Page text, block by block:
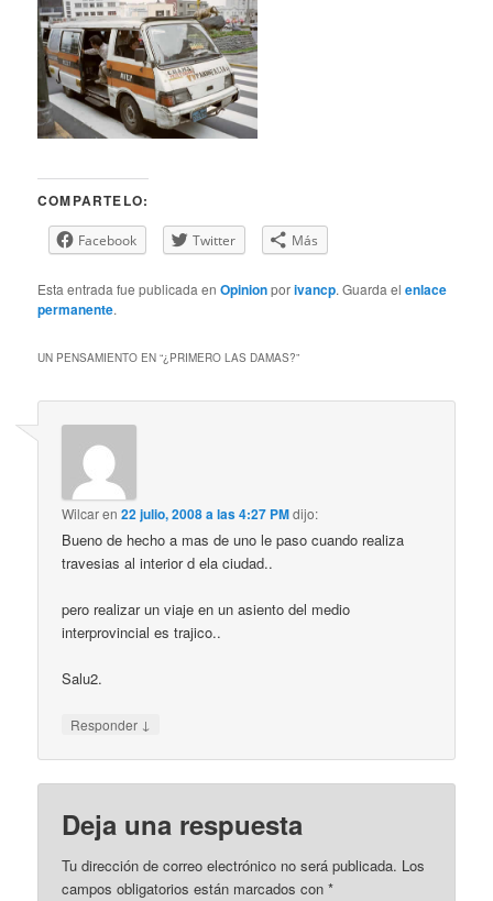
COMPARTELO:
Facebook Twitter Más
Esta entrada fue publicada enOpinionporivancp. Guarda elenlace
permanente.
UN PENSAMIENTO EN “¿PRIMERO LAS DAMAS?”
Wilcaren22 julio, 2008 a las 4:27 PMdijo:
Bueno de hecho a mas de uno le paso cuando realiza
travesias al interior d ela ciudad..
pero realizar un viaje en un asiento del medio
interprovincial es trajico..
Salu2.
Responder ↓
Deja una respuesta
Tu dirección de correo electrónico no será publicada. Los
campos obligatorios están marcados con*